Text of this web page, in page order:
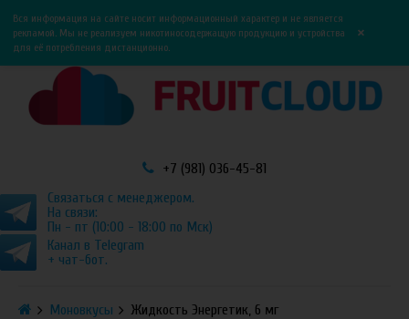
0
Вся информация на сайте носит информационный характер и не является
рекламой. Мы не реализуем никотиносодержащую продукцию и устройства
для её потребления дистанционно.
×
+7 (981) 036-45-81
Связаться с менеджером.
На связи:
Пн - пт (10:00 - 18:00 по Мск)
Канал в Telegram
+ чат-бот.
Моновкусы Жидкость Энергетик, 6 мг